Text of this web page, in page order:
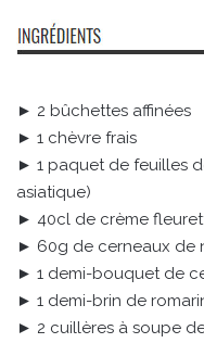
► 2 bûchettes affinées
► 1 chèvre frais
► 1 paquet de feuilles
asiatique)
► 40cl de crème
► 60g de cerneaux de
► 1 demi-bouquet de
► 1 demi-brin de
► 2 cuillères à soupe